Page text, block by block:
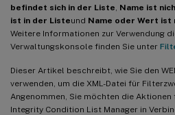
befindet sich in der Liste Name ist
ist in der Listeund Name oder Wert ist
Weitere Informationen zur Verwendung
Verwaltungskonsole finden Sie unter
Dieser Artikel beschreibt, wie Sie den
verwenden, um die XML-Datei für
Angenommen, Sie möchten die Aktionen
Integrity Condition List Manager in